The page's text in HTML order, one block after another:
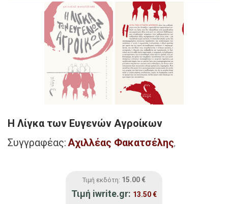
Η Λίγκα των Ευγενών Αγροίκων
Συγγραφέας:Αχιλλέας Φακατσέλης,
Τιμή εκδότη: 15.00 €
Τιμή iwrite.gr: 13.50€